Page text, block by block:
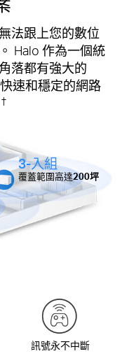
法跟上您的數位
Halo 作為一個統
落都有強大的
速和穩定的網路
†
訊號永不中斷
3-入組
覆蓋範圍高達200坪